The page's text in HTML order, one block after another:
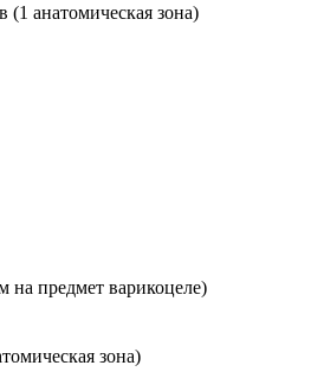
анатомическая зона)
предмет варикоцеле)
зона)